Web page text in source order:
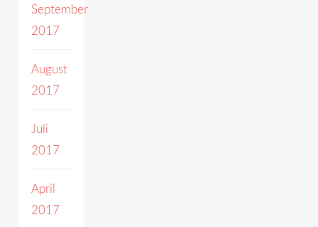
September
2017
August
2017
Juli
2017
April
2017